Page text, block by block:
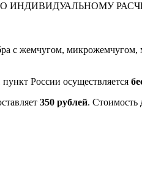
ИНДИВИДУАЛЬНОМУ
с жемчугом,
России осуществляется
350 рублей. Стоимость